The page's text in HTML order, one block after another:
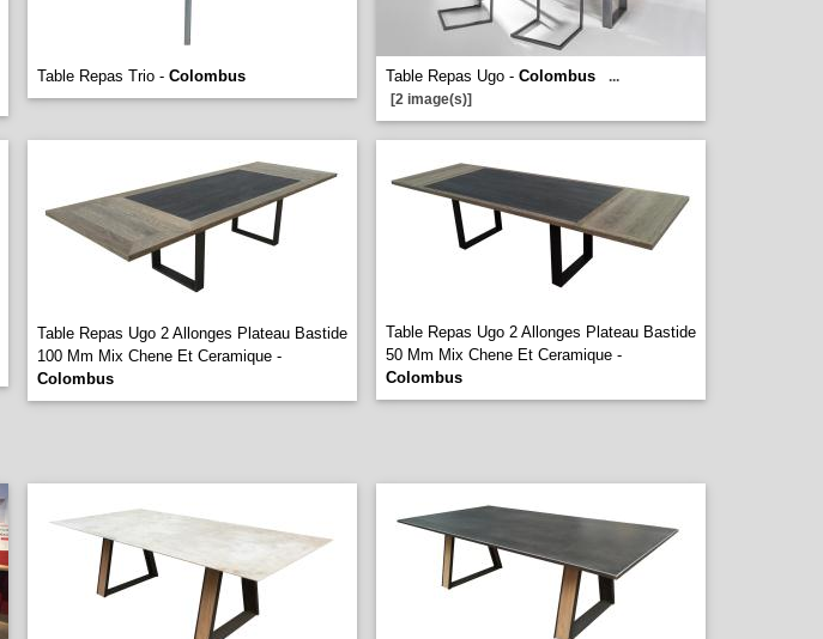
Table Repas Trio - Colombus Table Repas Ugo - Colombus
...
[2 image(s)]
Table Repas Ugo 2 Allonges Plateau Bastide
100 Mm Mix Chene Et Ceramique -
Colombus
Table Repas Ugo 2 Allonges Plateau Bastide
50 Mm Mix Chene Et Ceramique -
Colombus